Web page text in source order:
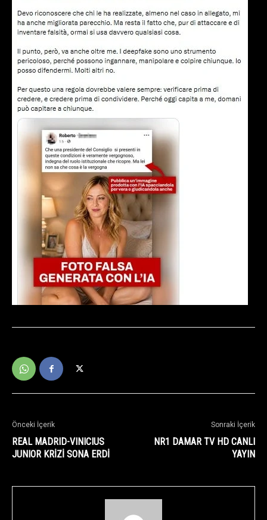
Önceki İçerik
REAL MADRID-VINICIUS
JUNIOR KRİZİ SONA ERDİ
Sonraki İçerik
NR1 DAMAR TV HD CANLI
YAYIN